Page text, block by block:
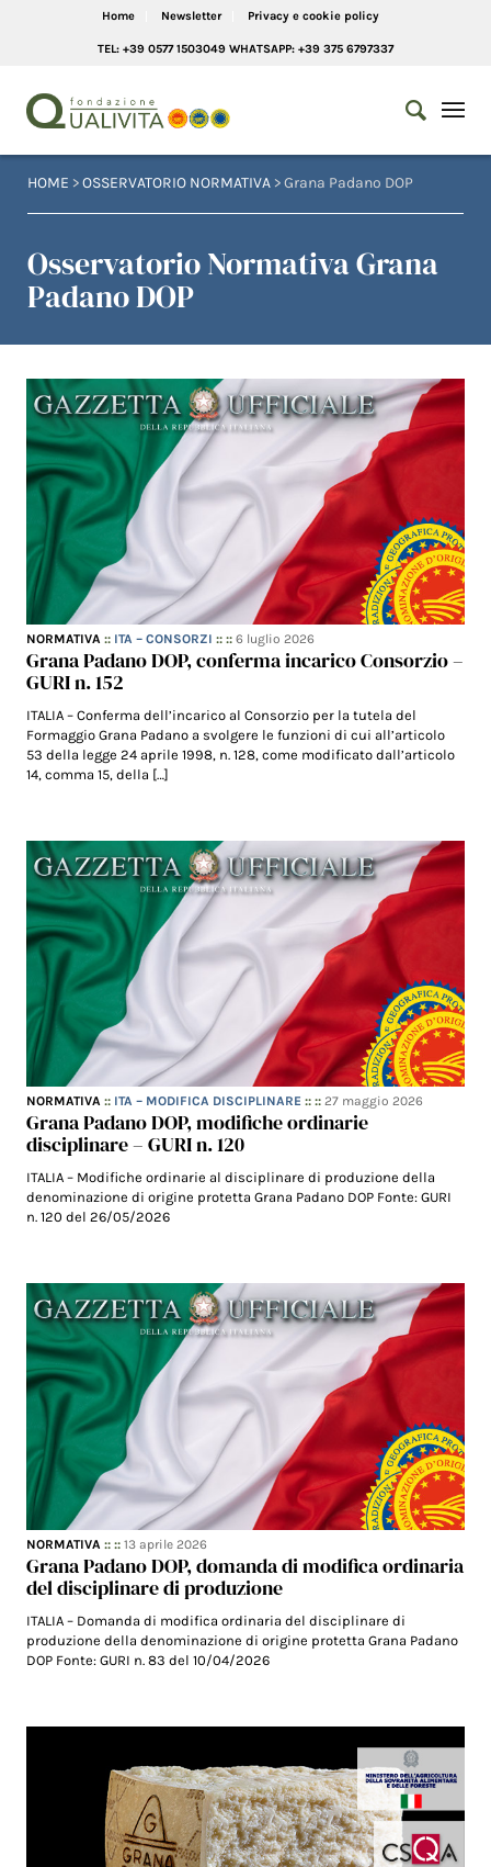
Home Newsletter Privacy e cookie policy
TEL: +39 0577 1503049 WHATSAPP: +39 375 6797337
HOME >OSSERVATORIO NORMATIVA > Grana Padano DOP
Osservatorio Normativa Grana
Padano DOP
NORMATIVA :: ITA – CONSORZI :: ::6 luglio 2026
Grana Padano DOP, conferma incarico Consorzio –
GURI n. 152
ITALIA – Conferma dell’incarico al Consorzio per la tutela del
Formaggio Grana Padano a svolgere le funzioni di cui all’articolo
53 della legge 24 aprile 1998, n. 128, come modificato dall’articolo
14, comma 15, della […]
NORMATIVA :: ITA – MODIFICA DISCIPLINARE :: ::27 maggio 2026
Grana Padano DOP, modifiche ordinarie
disciplinare – GURI n. 120
ITALIA – Modifiche ordinarie al disciplinare di produzione della
denominazione di origine protetta Grana Padano DOP Fonte: GURI
n. 120 del 26/05/2026
NORMATIVA :: ::13 aprile 2026
Grana Padano DOP, domanda di modifica ordinaria
del disciplinare di produzione
ITALIA – Domanda di modifica ordinaria del disciplinare di
produzione della denominazione di origine protetta Grana Padano
DOP Fonte: GURI n. 83 del 10/04/2026